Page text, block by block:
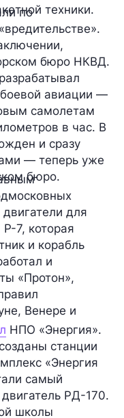
техники.
по
бюро НКВД.
авиации —
самолетам
в час. В
и сразу
— теперь уже
бюро.
для
7, которая
и корабль
и
«Протон»,
Венере и
НПО «Энергия».
станции
«Энергия
самый
РД-170.
школы